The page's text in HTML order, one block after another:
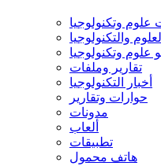
علوم وتكنولوجيا
والتكنولوجيا
علوم وتكنولوجيا
تقارير وملفات
أخبار التكنولوجيا
حوارات وتقارير
مدونات
ألعاب
تطبيقات
هاتف محمول